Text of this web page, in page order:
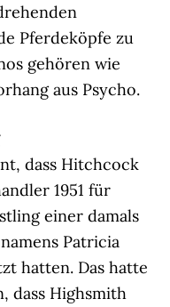
Pferdeköpfe zu
gehören wie
aus Psycho.
dass Hitchcock
1951 für
einer damals
Patricia
hatten. Das hatte
dass Highsmith